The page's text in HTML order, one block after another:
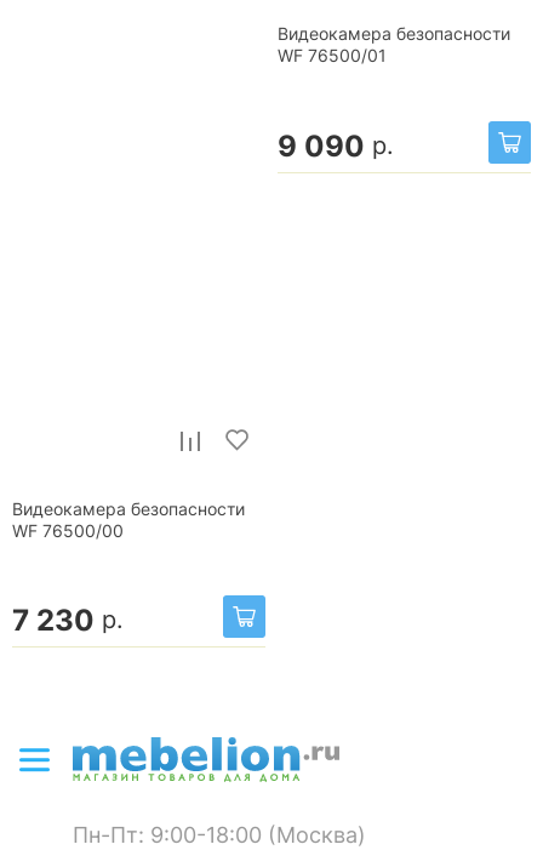
Видеокамера безопасности
WF 76500/01
9 090 р.
Видеокамера безопасности
WF 76500/00
7 230 р.
Пн-Пт: 9:00-18:00 (Москва)